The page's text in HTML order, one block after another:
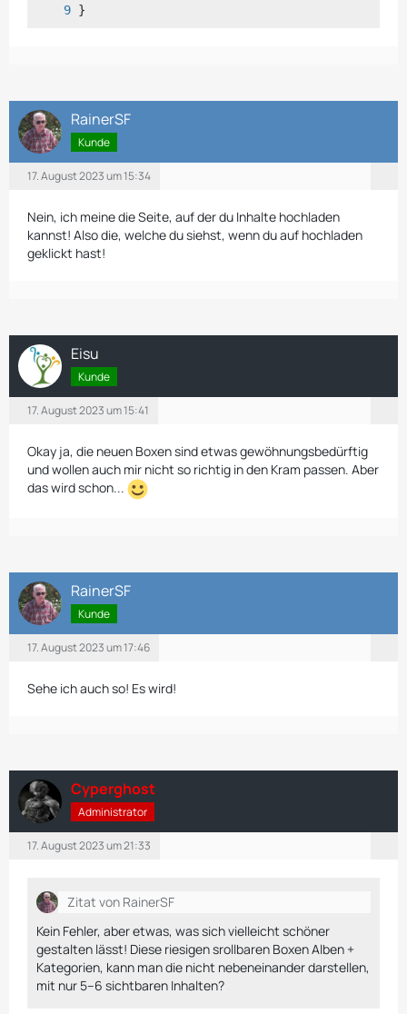
}
RainerSF
Kunde
17. August 2023 um 15:34
Nein, ich meine die Seite, auf der du Inhalte hochladen
kannst! Also die, welche du siehst, wenn du auf hochladen
geklickt hast!
Eisu
Kunde
17. August 2023 um 15:41
Okay ja, die neuen Boxen sind etwas gewöhnungsbedürftig
und wollen auch mir nicht so richtig in den Kram passen. Aber
das wird schon...
RainerSF
Kunde
17. August 2023 um 17:46
Sehe ich auch so! Es wird!
Cyperghost
Administrator
17. August 2023 um 21:33
Zitat von RainerSF
Kein Fehler, aber etwas, was sich vielleicht schöner
gestalten lässt! Diese riesigen srollbaren Boxen Alben +
Kategorien, kann man die nicht nebeneinander darstellen,
mit nur 5–6 sichtbaren Inhalten?